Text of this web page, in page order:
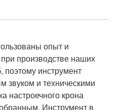
опыт и
производстве наших
поэтому инструмент
звуком и техническими
настроечного крона
Инструмент в